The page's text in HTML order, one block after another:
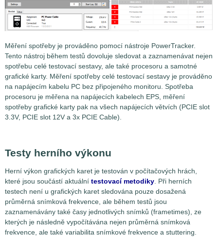
Měření spotřeby je prováděno pomocí nástroje PowerTracker.
Tento nástroj během testů dovoluje sledovat a zaznamenávat nejen
spotřebu celé testovací sestavy, ale také procesoru a samotné
grafické karty. Měření spotřeby celé testovací sestavy je prováděno
na napájecím kabelu PC bez připojeného monitoru. Spotřeba
procesoru je měřena na napájecích kabelech EPS, měření
spotřeby grafické karty pak na všech napájecích větvích (PCIE slot
3.3V, PCIE slot 12V a 3x PCIE Cable).
Testy herního výkonu
Herní výkon grafických karet je testován v počítačových hrách,
které jsou součástí aktuální testovací metodiky. Při herních
testech není u grafických karet sledována pouze dosažená
průměrná snímková frekvence, ale během testů jsou
zaznamenávány také časy jednotlivých snímků (frametimes), ze
kterých je následně vypočítávána nejen průměrná snímková
frekvence, ale také variabilita snímkové frekvence a stuttering.